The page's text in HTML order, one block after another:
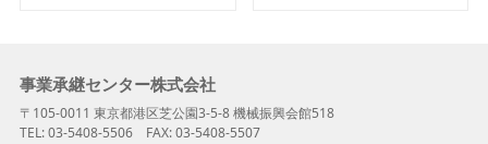
事業承継センター株式会社
〒105-0011 東京都港区芝公園3-5-8 機械振興会館518
TEL: 03-5408-5506 FAX: 03-5408-5507